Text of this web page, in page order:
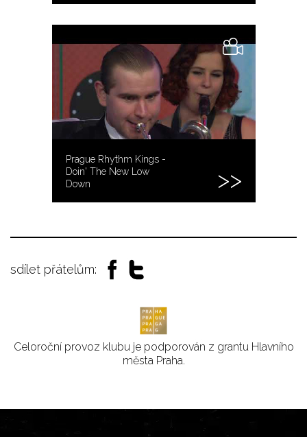
Prague Rhythm Kings -
Doin' The New Low
Down
sdílet přátelům:
Celoroční provoz klubu je podporován z grantu Hlavního
města Praha.